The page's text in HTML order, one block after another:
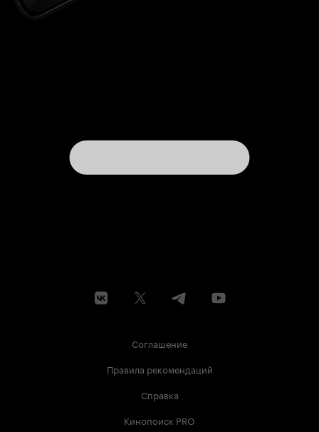
Соглашение
Правила рекомендаций
Справка
Кинопоиск PRO